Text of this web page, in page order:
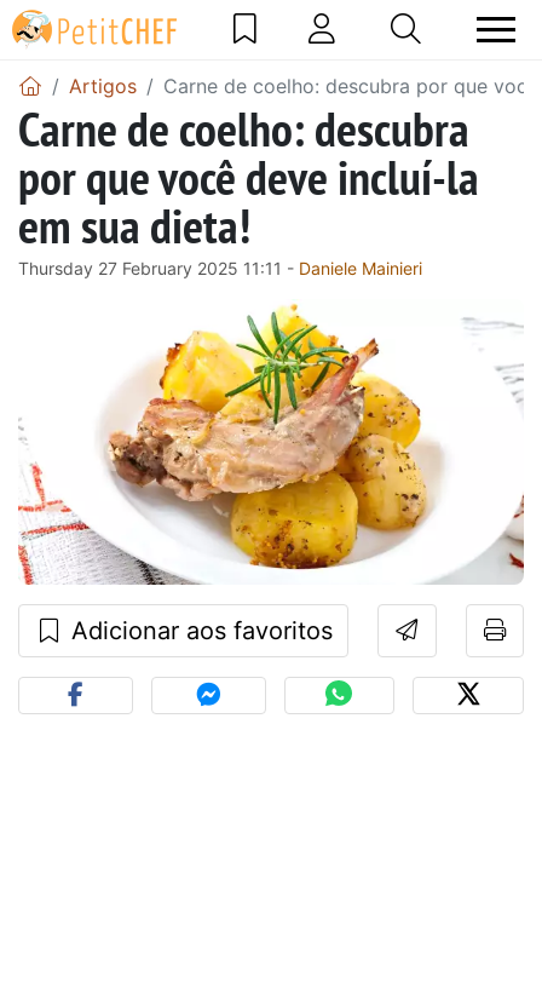
Artigos Carne de coelho: descubra por que
Carne de coelho: descubra
por que você deve incluí-la
em sua dieta!
Thursday 27 February 2025 11:11 - Daniele Mainieri
Adicionar aos favoritos